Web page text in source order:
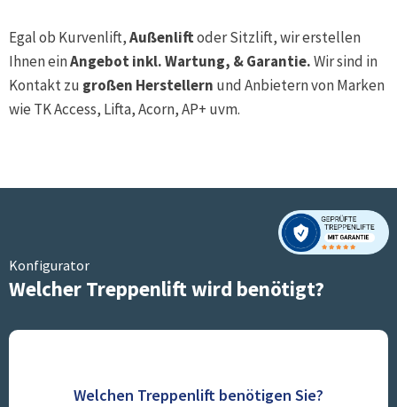
Egal ob Kurvenlift,Außenliftoder Sitzlift, wir erstellen
Ihnen einAngebot inkl. Wartung, & Garantie.Wir sind in
Kontakt zu großen Herstellern und Anbietern von Marken
wie TK Access, Lifta, Acorn, AP+ uvm.
Konfigurator
Welcher Treppenlift wird benötigt?
Welchen Treppenlift benötigen Sie?